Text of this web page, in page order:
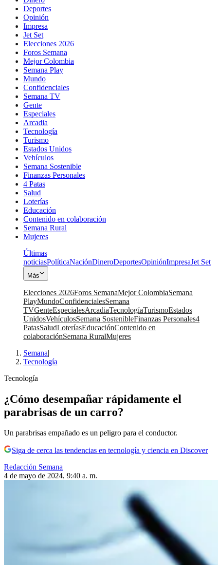
Deportes
Opinión
Impresa
Jet Set
Elecciones 2026
Foros Semana
Mejor Colombia
Semana Play
Mundo
Confidenciales
Semana TV
Gente
Especiales
Arcadia
Tecnología
Turismo
Estados Unidos
Vehículos
Semana Sostenible
Finanzas Personales
4 Patas
Salud
Loterías
Educación
Contenido en colaboración
Semana Rural
Mujeres
Últimas
noticiasPolíticaNaciónDineroDeportesOpiniónImpresaJet Set
Más
Elecciones 2026Foros SemanaMejor ColombiaSemana
PlayMundoConfidencialesSemana
TVGenteEspecialesArcadiaTecnologíaTurismoEstados
UnidosVehículosSemana SostenibleFinanzas Personales4
PatasSaludLoteríasEducaciónContenido en
colaboraciónSemana RuralMujeres
Semana|
Tecnología
Tecnología
¿Cómo desempañar rápidamente el
parabrisas de un carro?
Un parabrisas empañado es un peligro para el conductor.
Siga de cerca las tendencias en tecnología y ciencia en Discover
Redacción Semana
4 de mayo de 2024, 9:40 a. m.